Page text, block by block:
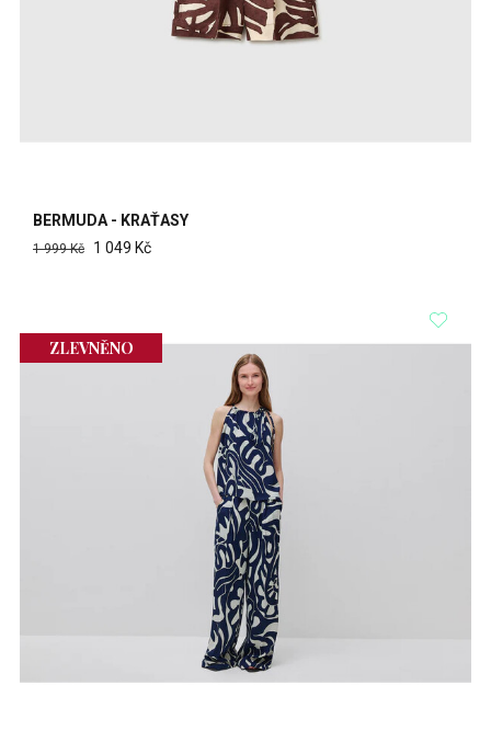
BERMUDA - KRAŤASY
1 999 Kč 1 049 Kč
ZLEVNĚNO